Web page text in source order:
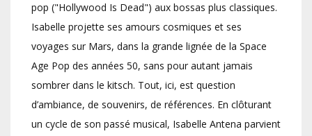
pop ("Hollywood Is Dead") aux bossas plus classiques.
Isabelle projette ses amours cosmiques et ses
voyages sur Mars, dans la grande lignée de la Space
Age Pop des années 50, sans pour autant jamais
sombrer dans le kitsch. Tout, ici, est question
d’ambiance, de souvenirs, de références. En clôturant
un cycle de son passé musical, Isabelle Antena parvient